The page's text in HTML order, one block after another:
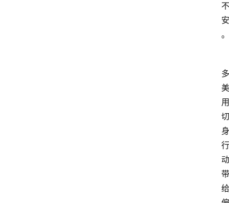
不
安
。
多
美
用
切
身
行
动
带
给